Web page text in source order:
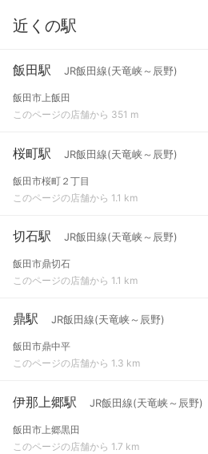
近くの駅
飯田駅 JR飯田線(天竜峡～辰野)
飯田市上飯田
このページの店舗から 351 m
桜町駅 JR飯田線(天竜峡～辰野)
飯田市桜町２丁目
このページの店舗から 1.1 km
切石駅 JR飯田線(天竜峡～辰野)
飯田市鼎切石
このページの店舗から 1.1 km
鼎駅 JR飯田線(天竜峡～辰野)
飯田市鼎中平
このページの店舗から 1.3 km
伊那上郷駅 JR飯田線(天竜峡～辰野)
飯田市上郷黒田
このページの店舗から 1.7 km